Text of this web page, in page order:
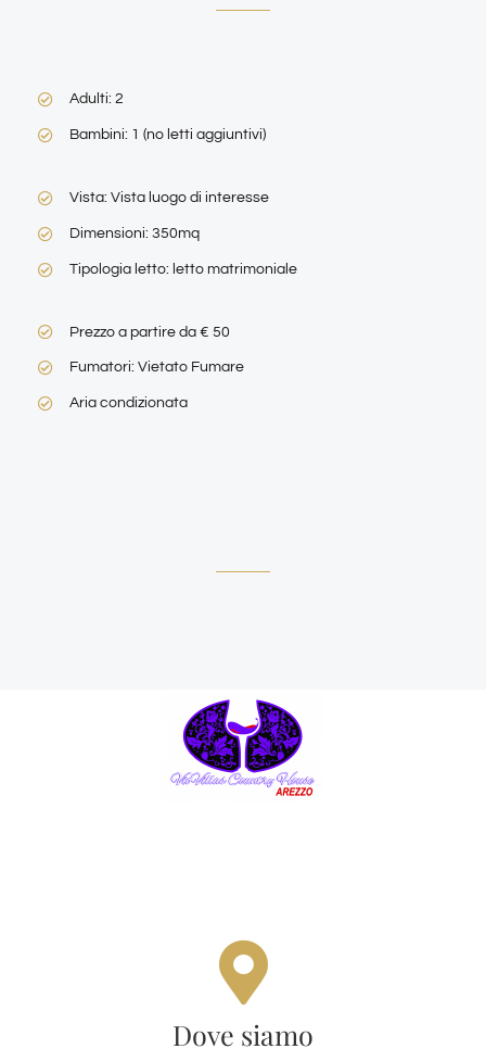
Adulti: 2
Bambini: 1 (no letti aggiuntivi)
Vista: Vista luogo di interesse
Dimensioni: 350mq
Tipologia letto: letto matrimoniale
Prezzo a partire da € 50
Fumatori: Vietato Fumare
Aria condizionata
Dove siamo
Str. San Polo 51 - I Villini, 52100
Arezzo FWR6+XF (AR)
(AR)